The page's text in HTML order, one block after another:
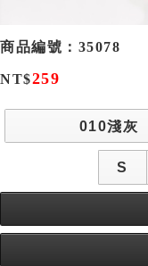
商品編號： 35078
NT$259
010淺灰
S